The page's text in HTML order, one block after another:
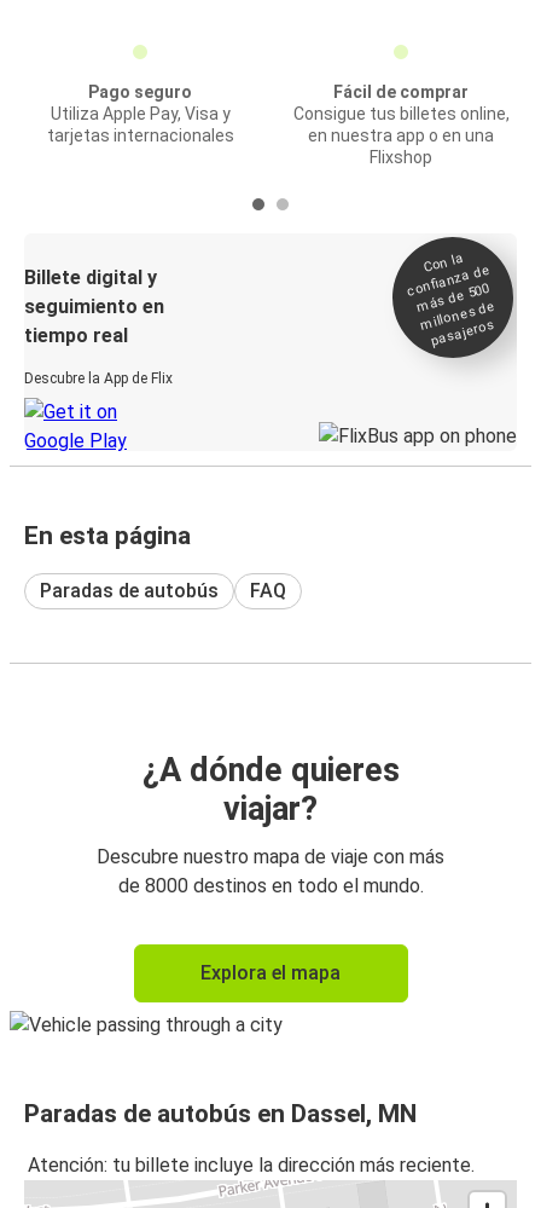
Pago seguro
Utiliza Apple Pay, Visa y
tarjetas internacionales
Fácil de comprar
Consigue tus billetes online,
en nuestra app o en una
Flixshop
Billete digital y
seguimiento en
tiempo real
Descubre la App de Flix
Con la
confianza de
más de 500
millones de
pasajeros
En esta página
Paradas de autobús FAQ
¿A dónde quieres
viajar?
Descubre nuestro mapa de viaje con más
de 8000 destinos en todo el mundo.
Explora el mapa
Paradas de autobús en Dassel, MN
Atención: tu billete incluye la dirección más reciente.